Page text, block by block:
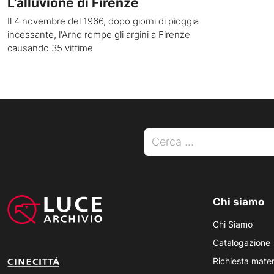
Il 4 novembre del 1966, dopo giorni di pioggia
incessante, l'Arno rompe gli argini a Firenze
causando 35 vittime
Ricerca per:
Chi siamo
Chi Siamo
Catalogazione
Richiesta